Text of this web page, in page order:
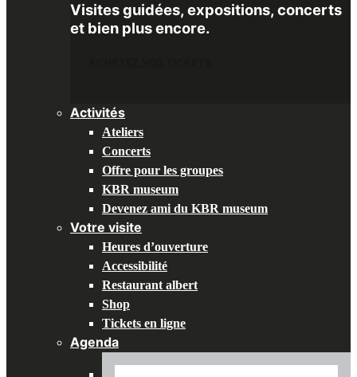
Visites guidées, expositions, concerts
et bien plus encore.
Activités
Ateliers
Concerts
Offre pour les groupes
KBR museum
Devenez ami du KBR museum
Votre visite
Heures d’ouverture
Accessibilité
Restaurant albert
Shop
Tickets en ligne
Agenda